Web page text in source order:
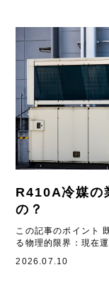
R410A冷媒の
の？
この記事のポイント
る物理的限界：現在
2026.07.10